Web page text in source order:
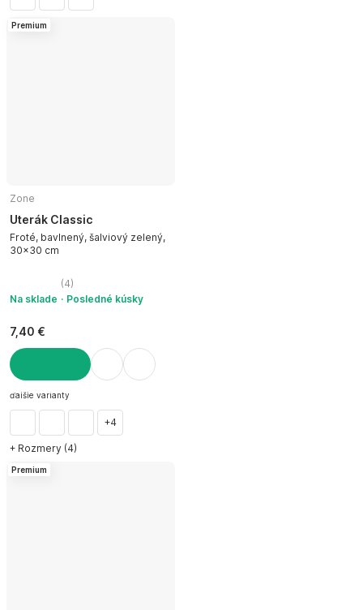
Premium
Zone
Uterák Classic
Froté, bavlnený, šalviový zelený,
30x30 cm
(4)
Na sklade
Posledné kúsky
7,40 €
DO KOŠÍKA
ďalšie varianty
+4
+ Rozmery (4)
Premium